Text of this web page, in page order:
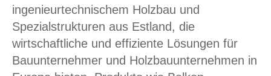
ingenieurtechnischem Holzbau und
Spezialstrukturen aus Estland, die
wirtschaftliche und effiziente Lösungen für
Bauunternehmer und Holzbauunternehmen in